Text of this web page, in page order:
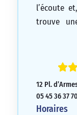
l’écoute
trouve
12 Pl.
05 45 36 37 70
Horaires